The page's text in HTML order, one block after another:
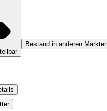
Bestand in anderen